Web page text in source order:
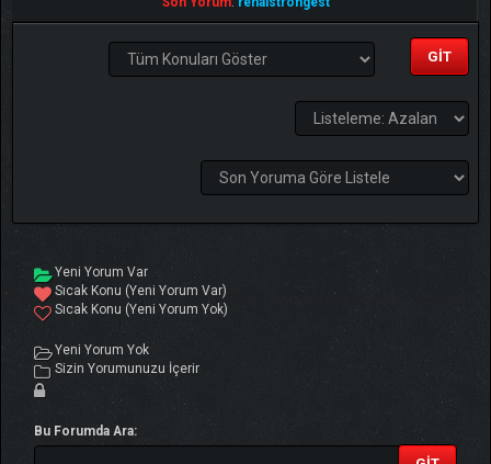
Yeni Yorum Var
Sıcak Konu (Yeni Yorum Var)
Sıcak Konu (Yeni Yorum Yok)
Yeni Yorum Yok
Sizin Yorumunuzu İçerir
Bu Forumda Ara: